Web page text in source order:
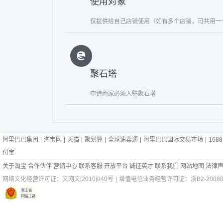
仅提供给自己店铺使用（如有多个店铺，可共用
聚石塔
申请商家必须入驻聚石塔
阿里巴巴集团 | 淘宝网 | 天猫 | 聚划算 | 全球速卖通 | 阿里巴巴国际交易市场 | 1688
付宝
关于淘宝 合作伙伴 营销中心 联系客服 开放平台 诚征英才 联系我们 网站地图 法律
网络文化经营许可证： 文网文[2010]040号 | 增值电信业务经营许可证：浙B2-